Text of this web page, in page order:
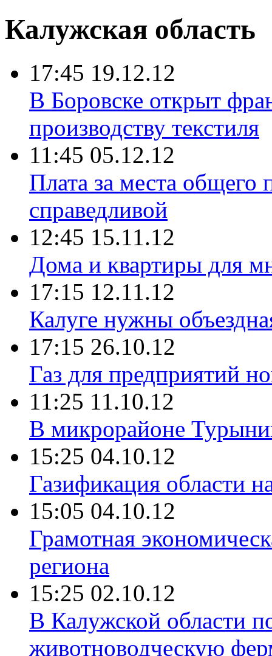
Калужская область
17:45 19.12.12
В Боровске открыт
производству текстиля
11:45 05.12.12
Плата за места общего
справедливой
12:45 15.11.12
Дома и квартиры для
17:15 12.11.12
Калуге нужны
17:15 26.10.12
Газ для предприятий
11:25 11.10.12
В микрорайоне
15:25 04.10.12
Газификация области
15:05 04.10.12
Грамотная
региона
15:25 02.10.12
В Калужской области
животноводческую